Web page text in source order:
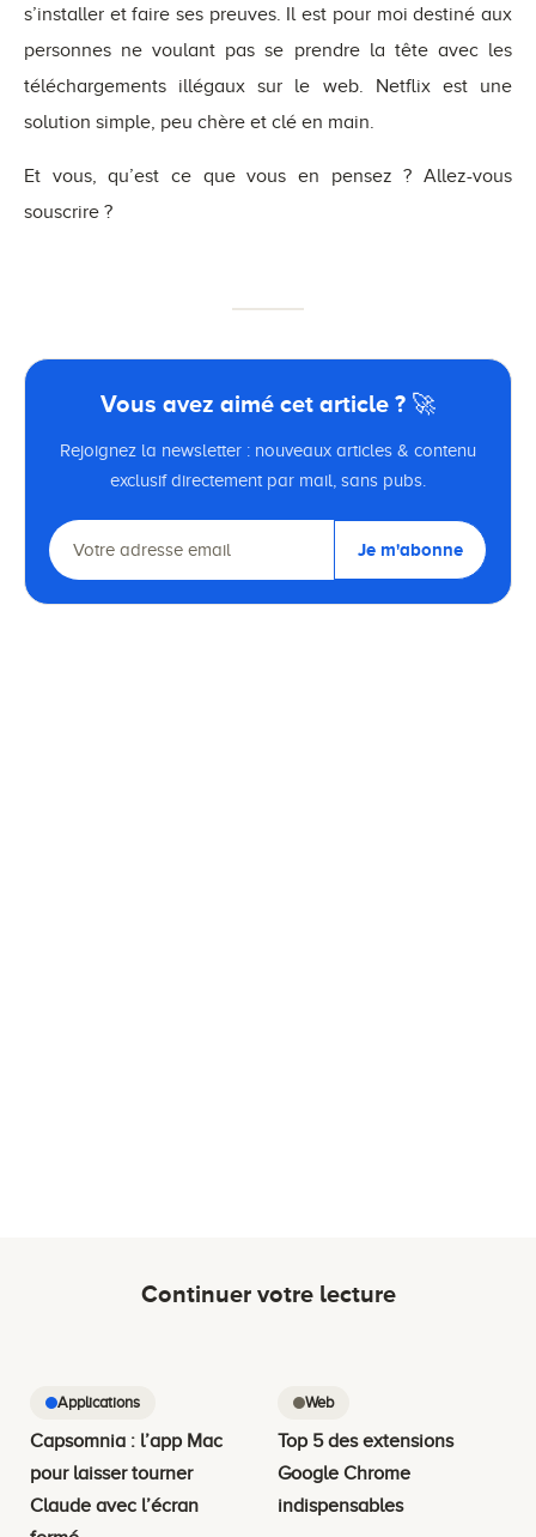
s’installer et faire ses preuves. Il est pour moi destiné aux
personnes ne voulant pas se prendre la tête avec les
téléchargements illégaux sur le web. Netflix est une
solution simple, peu chère et clé en main.
Et vous, qu’est ce que vous en pensez ? Allez-vous
souscrire ?
Vous avez aimé cet article ? 🚀
Rejoignez la newsletter : nouveaux articles & contenu
exclusif directement par mail, sans pubs.
Je m'abonne
Continuer votre lecture
Applications
Capsomnia : l’app Mac
pour laisser tourner
Claude avec l’écran
Web
Top 5 des extensions
Google Chrome
indispensables